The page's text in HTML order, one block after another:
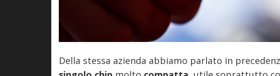
Della stessa azienda abbiamo parlato in